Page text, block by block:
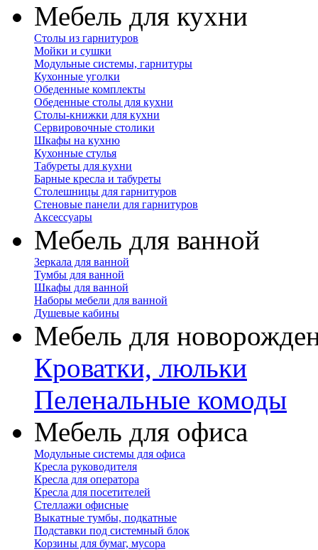
Мебель для кухни
Столы из гарнитуров
Мойки и сушки
Модульные системы, гарнитуры
Кухонные уголки
Обеденные комплекты
Обеденные столы для кухни
Столы-книжки для кухни
Сервировочные столики
Шкафы на кухню
Кухонные стулья
Табуреты для кухни
Барные кресла и табуреты
Столешницы для гарнитуров
Стеновые панели для гарнитуров
Аксессуары
Мебель для ванной
Зеркала для ванной
Тумбы для ванной
Шкафы для ванной
Наборы мебели для ванной
Душевые кабины
Мебель для
Кроватки, люльки
Пеленальные комоды
Мебель для офиса
Модульные системы для офиса
Кресла руководителя
Кресла для оператора
Кресла для посетителей
Стеллажи офисные
Выкатные тумбы, подкатные
Подставки под системный блок
Корзины для бумаг, мусора